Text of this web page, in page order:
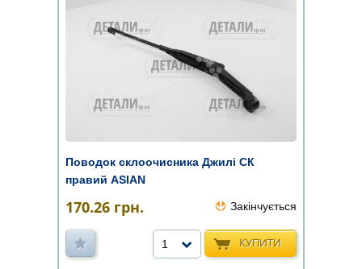
Поводок склоочисника Джилі СК
правий ASIAN
170.26 грн. Закінчується
КУПИТИ
1